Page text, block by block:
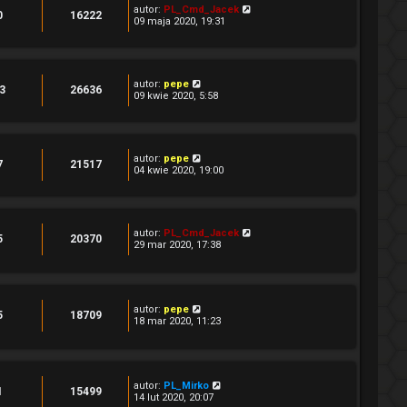
16222 autor: PL_Cmd_Jacek
09 maja 2020, 19:31
26636 autor: pepe
09 kwie 2020, 5:58
21517 autor: pepe
04 kwie 2020, 19:00
20370 autor: PL_Cmd_Jacek
29 mar 2020, 17:38
18709 autor: pepe
18 mar 2020, 11:23
15499 autor: PL_Mirko
14 lut 2020, 20:07